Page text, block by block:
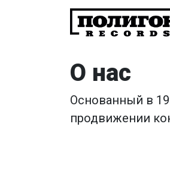
О нас
Основанный в
продвижении